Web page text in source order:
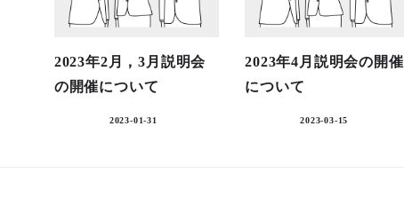
2023年2月，3月説明会
の開催について
2023-01-31
2023年4月説明会の開催
について
2023-03-15